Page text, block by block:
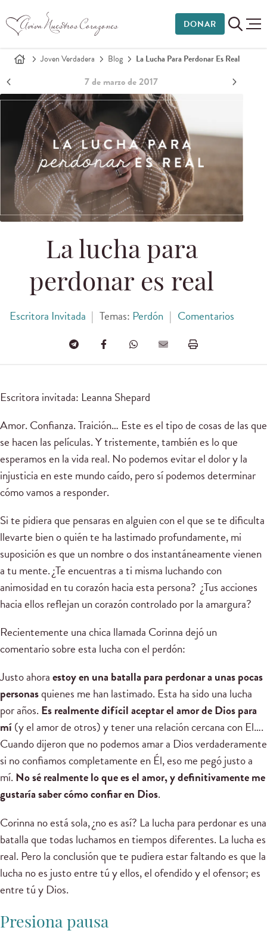
DONAR
Joven Verdadera Blog La Lucha Para Perdonar Es Real
7 de marzo de 2017
La lucha para
perdonar es real
Escritora Invitada | Temas: Perdón | Comentarios
Escritora invitada: Leanna Shepard
Amor. Confianza. Traición… Este es el tipo de cosas de las que
se hacen las películas. Y tristemente, también es lo que
esperamos en la vida real. No podemos evitar el dolor y la
injusticia en este mundo caído, pero sí podemos determinar
cómo vamos a responder.
Si te pidiera que pensaras en alguien con el que se te dificulta
llevarte bien o quién te ha lastimado profundamente, mi
suposición es que un nombre o dos instantáneamente vienen
a tu mente. ¿Te encuentras a ti misma luchando con
animosidad en tu corazón hacia esta persona? ¿Tus acciones
hacia ellos reflejan un corazón controlado por la amargura?
Recientemente una chica llamada Corinna dejó un
comentario sobre esta lucha con el perdón:
Justo ahoraestoy en una batalla para perdonar a unas pocas
personasquienes me han lastimado. Esta ha sido una lucha
por años. Es realmente difícil aceptar el amor de Dios para
mí(y el amor de otros) y tener una relación cercana con El….
Cuando dijeron que no podemos amar a Dios verdaderamente
si no confiamos completamente en Él, eso me pegó justo a
mí. No sé realmente lo que es el amor, y definitivamente me
gustaría saber cómo confiar en Dios.
Corinna no está sola, ¿no es así? La lucha para perdonar es una
batalla que todas luchamos en tiempos diferentes. La lucha es
real. Pero la conclusión que te pudiera estar faltando es que la
lucha no es justo entre tú y ellos, el ofendido y el ofensor; es
entre tú y Dios.
Presiona pausa